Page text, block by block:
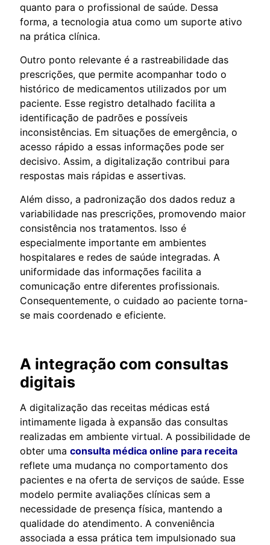
quanto para o profissional de saúde. Dessa
forma, a tecnologia atua como um suporte ativo
na prática clínica.
Outro ponto relevante é a rastreabilidade das
prescrições, que permite acompanhar todo o
histórico de medicamentos utilizados por um
paciente. Esse registro detalhado facilita a
identificação de padrões e possíveis
inconsistências. Em situações de emergência, o
acesso rápido a essas informações pode ser
decisivo. Assim, a digitalização contribui para
respostas mais rápidas e assertivas.
Além disso, a padronização dos dados reduz a
variabilidade nas prescrições, promovendo maior
consistência nos tratamentos. Isso é
especialmente importante em ambientes
hospitalares e redes de saúde integradas. A
uniformidade das informações facilita a
comunicação entre diferentes profissionais.
Consequentemente, o cuidado ao paciente torna-
se mais coordenado e eficiente.
A integração com consultas
digitais
A digitalização das receitas médicas está
intimamente ligada à expansão das consultas
realizadas em ambiente virtual. A possibilidade de
obter uma consulta médica online para receita
reflete uma mudança no comportamento dos
pacientes e na oferta de serviços de saúde. Esse
modelo permite avaliações clínicas sem a
necessidade de presença física, mantendo a
qualidade do atendimento. A conveniência
associada a essa prática tem impulsionado sua